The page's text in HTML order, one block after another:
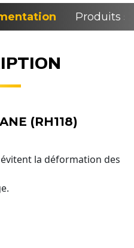
Produits
(RH118)
la déformation des